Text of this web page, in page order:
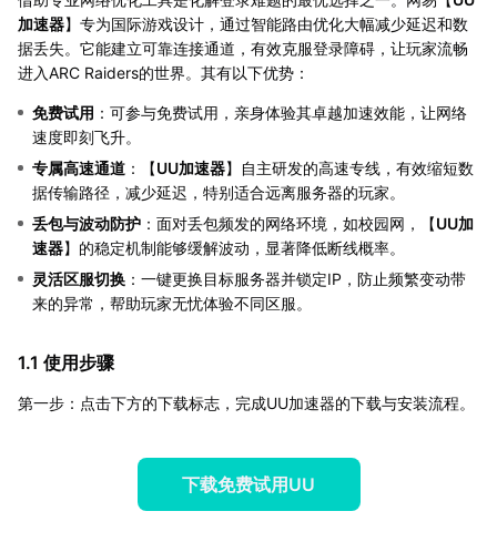
加速器】专为国际游戏设计，通过智能路由优化大幅减少延迟和数
据丢失。它能建立可靠连接通道，有效克服登录障碍，让玩家流畅
进入ARC Raiders的世界。其有以下优势：
免费试用 ：可参与免费试用，亲身体验其卓越加速效能，让网络
速度即刻飞升。
专属高速通道 ：【UU加速器】自主研发的高速专线，有效缩短数
据传输路径，减少延迟，特别适合远离服务器的玩家。
丢包与波动防护 ：面对丢包频发的网络环境，如校园网，【UU加
速器】的稳定机制能够缓解波动，显著降低断线概率。
灵活区服切换 ：一键更换目标服务器并锁定IP，防止频繁变动带
来的异常，帮助玩家无忧体验不同区服。
1.1 使用步骤
第一步：点击下方的下载标志，完成UU加速器的下载与安装流程。
下载免费试用UU